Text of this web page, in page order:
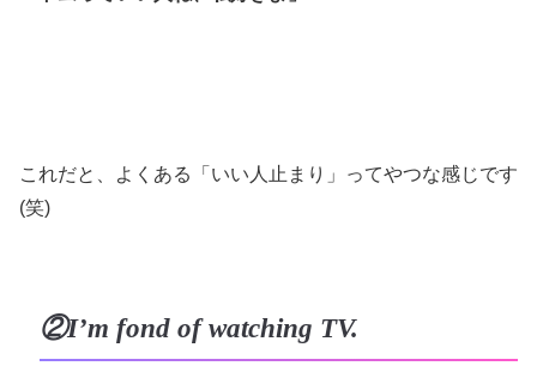
これだと、よくある「いい人止まり」ってやつな感じです
(笑)
②I’m fond of watching TV.